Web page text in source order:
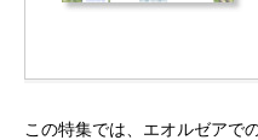
この特集では、エオルゼアで